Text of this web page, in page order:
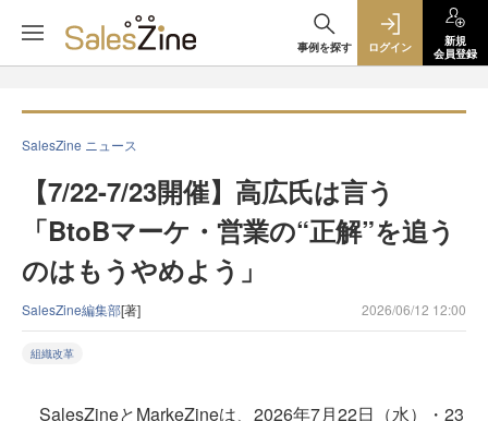
事例を探す ログイン
新規
会員登録
SalesZine ニュース
【7/22-7/23開催】高広氏は言う
「BtoBマーケ・営業の“正解”を追う
のはもうやめよう」
SalesZine編集部[著] 2026/06/12 12:00
組織改革
SalesZineとMarkeZineは、2026年7月22日（水）・23